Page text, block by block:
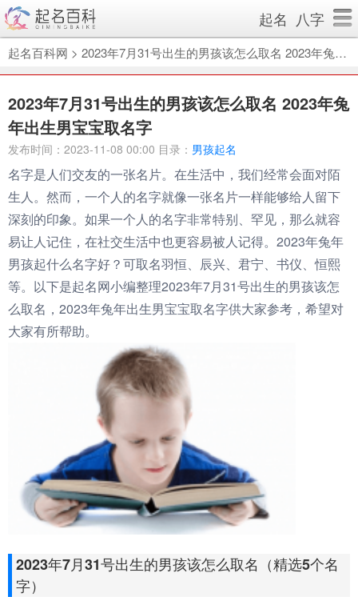
起名 八字
起名百科网 > 2023年7月31号出生的男孩该怎么取名 2023年兔年出生男宝宝取名字
2023年7月31号出生的男孩该怎么取名 2023年兔
年出生男宝宝取名字
发布时间：2023-11-08 00:00 目录： 男孩起名
名字是人们交友的一张名片。在生活中，我们经常会面对陌
生人。然而，一个人的名字就像一张名片一样能够给人留下
深刻的印象。如果一个人的名字非常特别、罕见，那么就容
易让人记住，在社交生活中也更容易被人记得。2023年兔年
男孩起什么名字好？可取名羽恒、辰兴、君宁、书仪、恒熙
等。以下是起名网小编整理2023年7月31号出生的男孩该怎
么取名，2023年兔年出生男宝宝取名字供大家参考，希望对
大家有所帮助。
2023年7月31号出生的男孩该怎么取名（精选5个名
字）